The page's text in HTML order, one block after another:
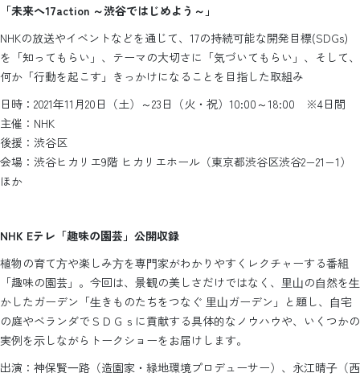
「未来へ17action ～渋谷ではじめよう～」
NHKの放送やイベントなどを通じて、17の持続可能な開発目標(SDGs)
を「知ってもらい」、テーマの大切さに「気づいてもらい」、そして、
何か「行動を起こす」きっかけになることを目指した取組み
日時：2021年11月20日（土）～23日（火・祝）10:00～18:00 ※4日間
主催：NHK
後援：渋谷区
会場：渋谷ヒカリエ9階 ヒカリエホール（東京都渋谷区渋谷2−21−1）
ほか
NHK Eテレ「趣味の園芸」公開収録
植物の育て⽅や楽しみ⽅を専⾨家がわかりやすくレクチャーする番組
「趣味の園芸」。今回は、景観の美しさだけではなく、⾥⼭の⾃然を⽣
かしたガーデン「⽣きものたちをつなぐ ⾥⼭ガーデン」と題し、⾃宅
の庭やベランダでＳＤＧｓに貢献する具体的なノウハウや、いくつかの
実例を⽰しながらトークショーをお届けします。
出演：神保賢⼀路（造園家・緑地環境プロデューサー）、永江晴⼦（西